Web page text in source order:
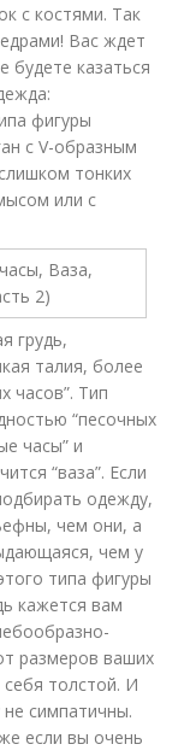
с костями. Так
Вас ждет
будете казаться
фигуры
с V-образным
тонких
или с
грудь,
талия, более
часов”. Тип
“песочных
часы” и
“ваза”. Если
одежду,
чем они, а
чем у
типа фигуры
кажется вам
размеров ваших
толстой. И
симпатичны.
если вы очень